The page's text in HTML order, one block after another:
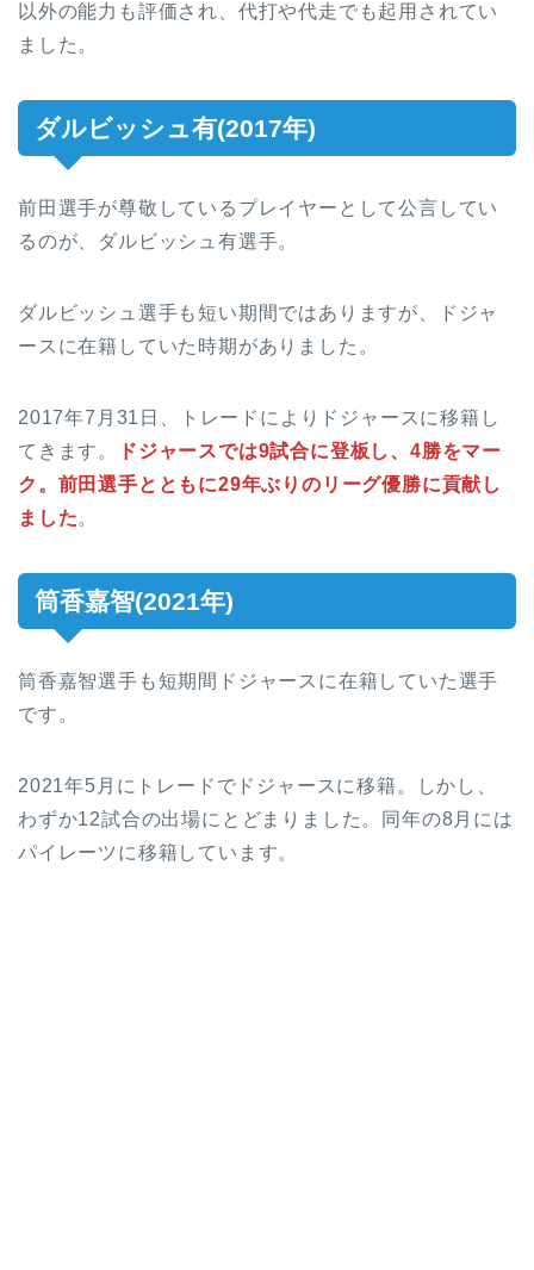
以外の能力も評価され、代打や代走でも起用されてい
ました。
ダルビッシュ有(2017年)
前田選手が尊敬しているプレイヤーとして公言してい
るのが、ダルビッシュ有選手。
ダルビッシュ選手も短い期間ではありますが、ドジャ
ースに在籍していた時期がありました。
2017年7月31日、トレードによりドジャースに移籍し
てきます。
ドジャースでは9試合に登板し、4勝をマー
ク。前田選手とともに29年ぶりのリーグ優勝に貢献し
ました。
筒香嘉智(2021年)
筒香嘉智選手も短期間ドジャースに在籍していた選手
です。
2021年5月にトレードでドジャースに移籍。しかし、
わずか12試合の出場にとどまりました。同年の8月には
パイレーツに移籍しています。